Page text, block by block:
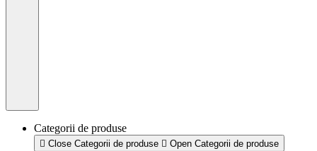
Categorii de produse
Close Categorii de produse Open Categorii de produse